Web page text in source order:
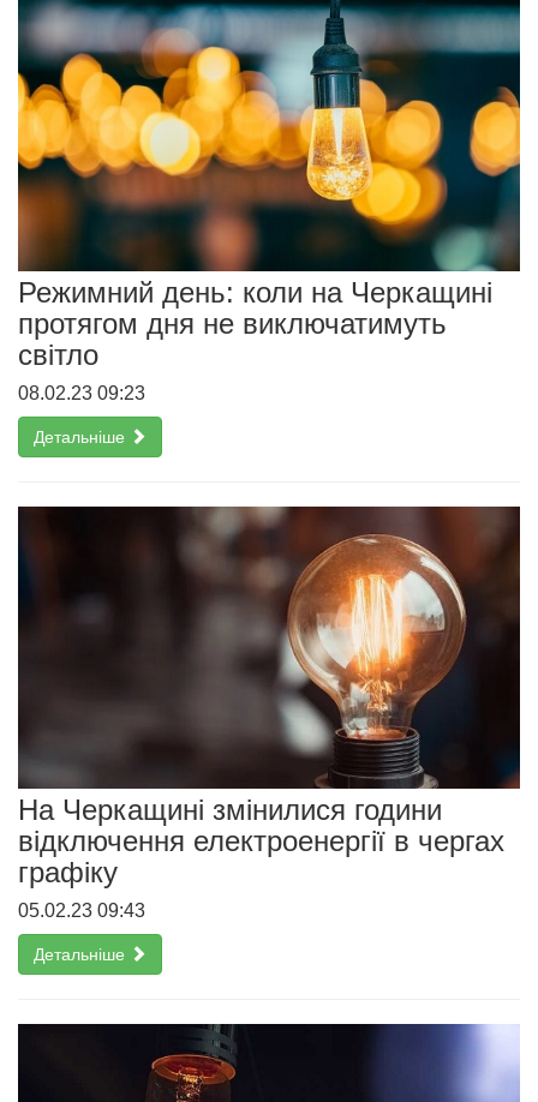
Режимний день: коли на Черкащині
протягом дня не виключатимуть
світло
08.02.23 09:23
Детальніше
На Черкащині змінилися години
відключення електроенергії в чергах
графіку
05.02.23 09:43
Детальніше